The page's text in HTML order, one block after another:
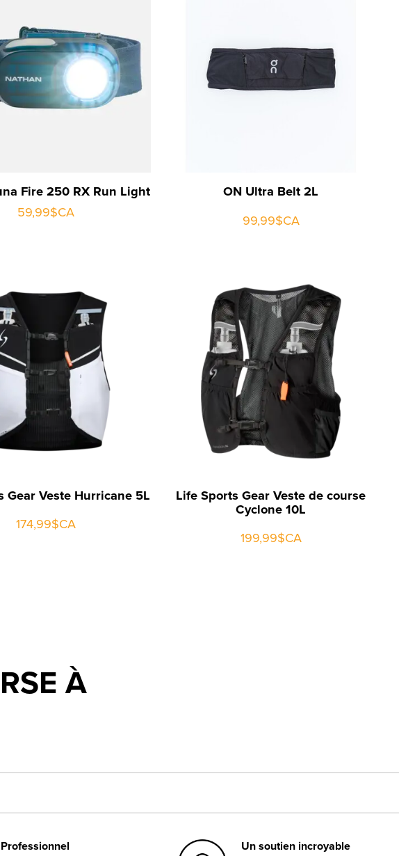
Fire 250 RX Run Light
59,99$CA
ON Ultra Belt 2L
99,99$CA
Gear Veste Hurricane 5L
174,99$CA
Life Sports Gear Veste de course
Cyclone 10L
199,99$CA
À
Professionnel
Un soutien incroyable